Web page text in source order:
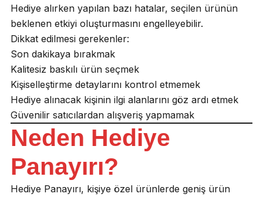
Hediye alırken yapılan bazı hatalar, seçilen ürünün
beklenen etkiyi oluşturmasını engelleyebilir.
Dikkat edilmesi gerekenler:
Son dakikaya bırakmak
Kalitesiz baskılı ürün seçmek
Kişiselleştirme detaylarını kontrol etmemek
Hediye alınacak kişinin ilgi alanlarını göz ardı etmek
Güvenilir satıcılardan alışveriş yapmamak
Neden Hediye
Panayırı?
Hediye Panayırı, kişiye özel ürünlerde geniş ürün